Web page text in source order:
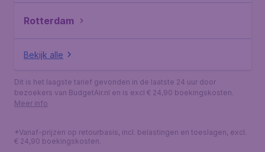
Rotterdam
Bekijk alle
Dit is het laagste tarief gevonden in de laatste 24 uur door
bezoekers van BudgetAir.nl en is excl € 24,90 boekingskosten.
Meer info
*Vanaf-prijzen op retourbasis, incl. belastingen en toeslagen, excl.
€ 24,90 boekingskosten.